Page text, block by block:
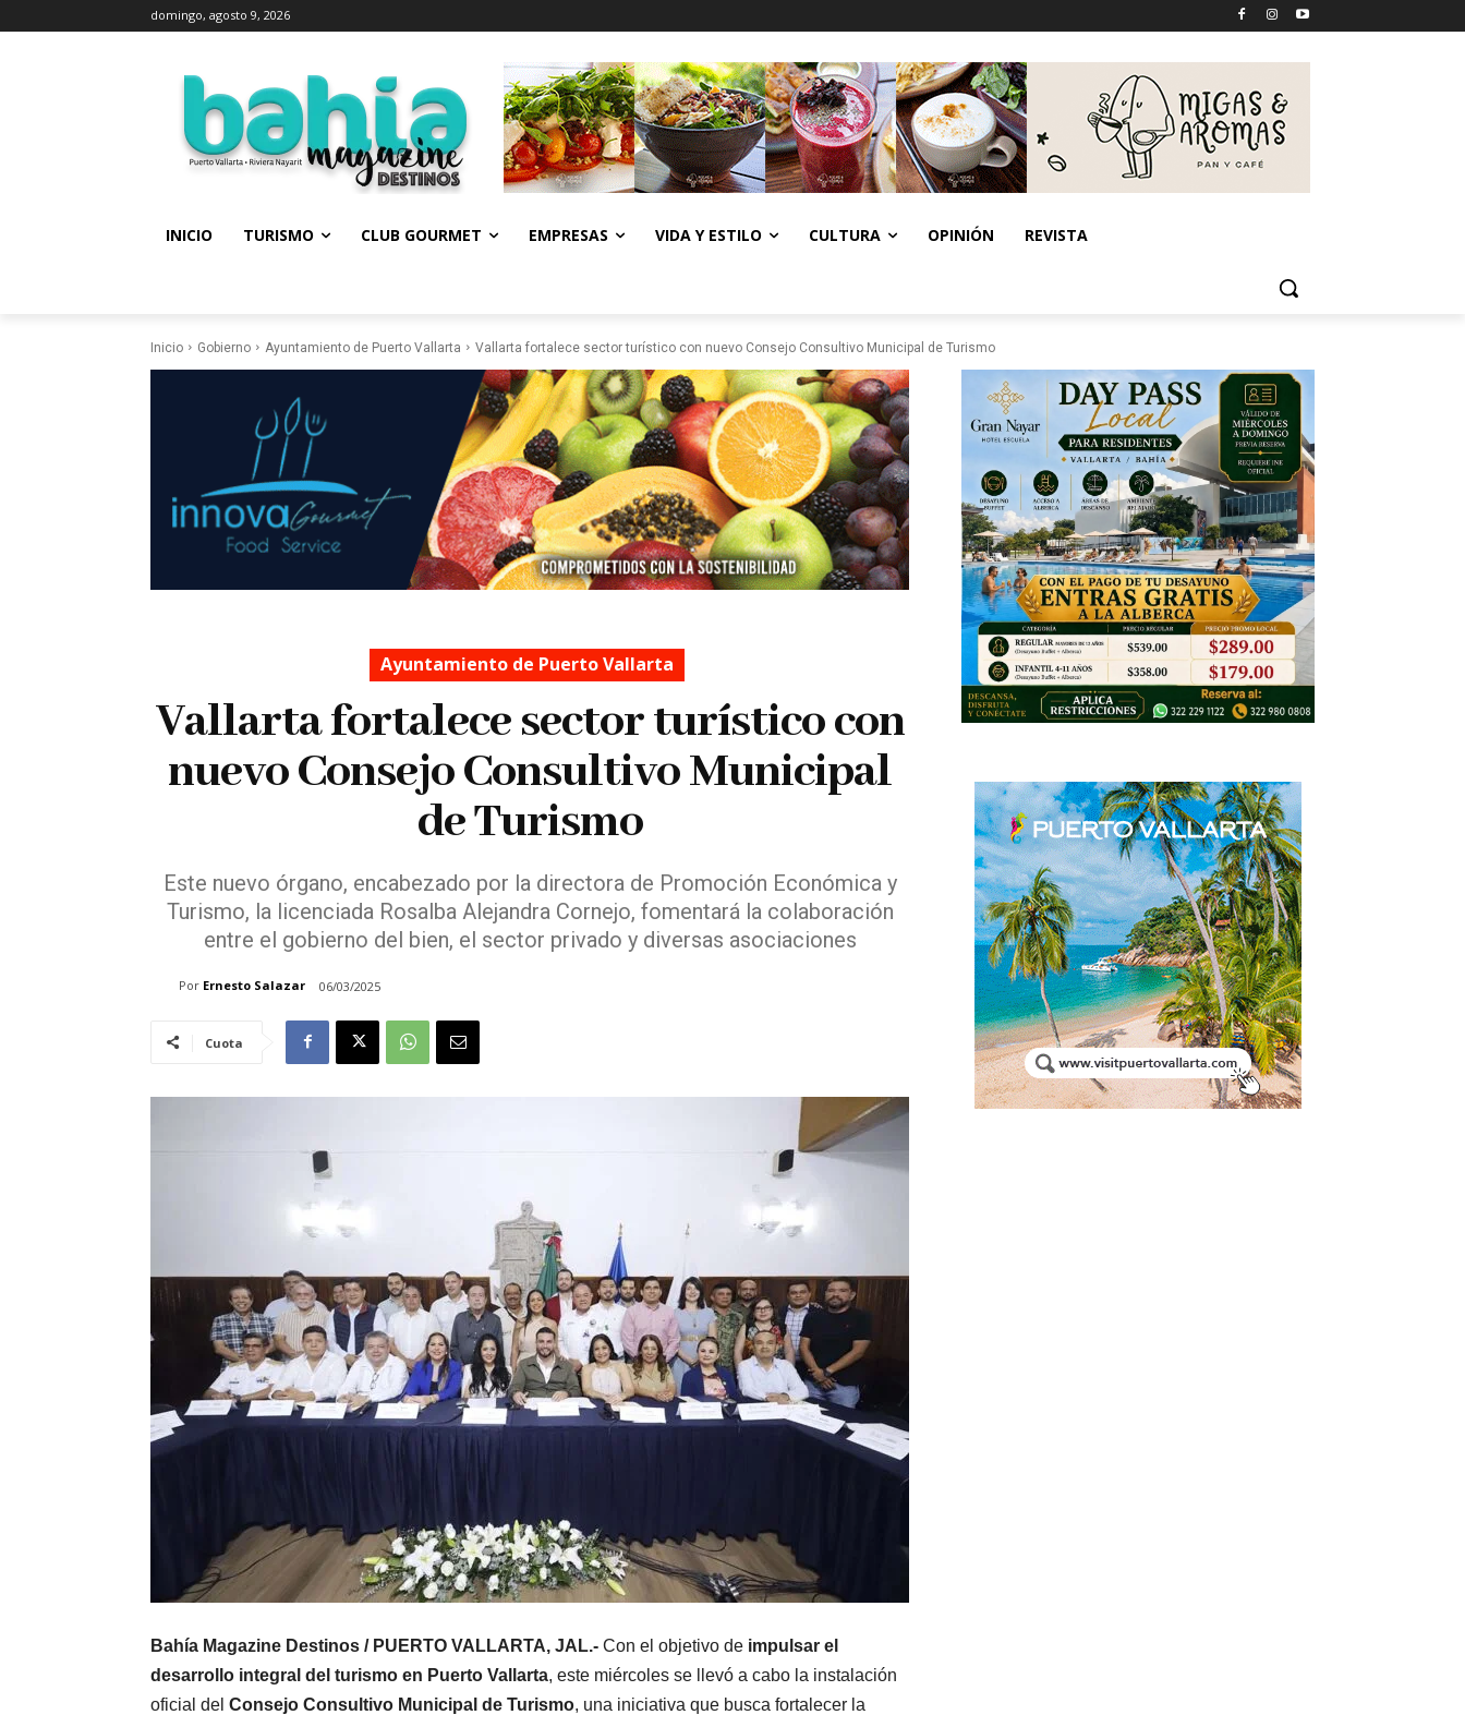
domingo, agosto 9, 2026
INICIO TURISMO CLUB GOURMET EMPRESAS VIDA Y ESTILO CULTURA OPINIÓN REVISTA
Inicio Gobierno Ayuntamiento de Puerto Vallarta Vallarta fortalece sector turístico con nuevo Consejo Consultivo Municipal de Turismo
Ayuntamiento de Puerto Vallarta
Vallarta fortalece sector turístico con
nuevo Consejo Consultivo Municipal
de Turismo
Este nuevo órgano, encabezado por la directora de Promoción Económica y
Turismo, la licenciada Rosalba Alejandra Cornejo, fomentará la colaboración
entre el gobierno del bien, el sector privado y diversas asociaciones
Por Ernesto Salazar 06/03/2025
Cuota
Bahía Magazine Destinos / PUERTO VALLARTA, JAL.- Con el objetivo de impulsar el
desarrollo integral del turismo en Puerto Vallarta, este miércoles se llevó a cabo la instalación
oficial del Consejo Consultivo Municipal de Turismo, una iniciativa que busca fortalecer la